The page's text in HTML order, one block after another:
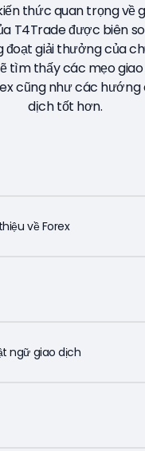
thức quan trọng về
T4Trade được biên
giải thưởng của
tìm thấy các mẹo
cũng như các hướng
dịch tốt hơn.
về Forex
ngữ giao dịch